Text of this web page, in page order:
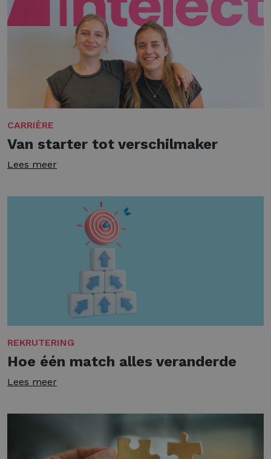
CARRIÈRE
Van starter tot verschilmaker
Lees meer
REKRUTERING
Hoe één match alles veranderde
Lees meer